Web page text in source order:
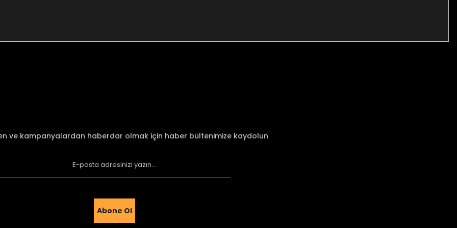
Gönder
ve kampanyalardan haberdar olmak için haber bültenimize kaydolun
Abone Ol